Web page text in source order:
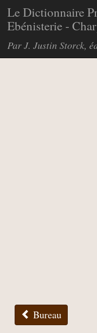
Le Dictionnaire
Ebénisterie -
Par J. Justin Storck,
Bureau